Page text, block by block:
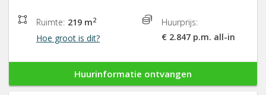
Ruimte: 219 m2
Hoe groot is dit?
Huurprijs:
€ 2.847 p.m. all-in
Huurinformatie ontvangen